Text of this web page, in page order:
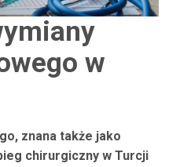
w
znana także jako
chirurgiczny w Turcji